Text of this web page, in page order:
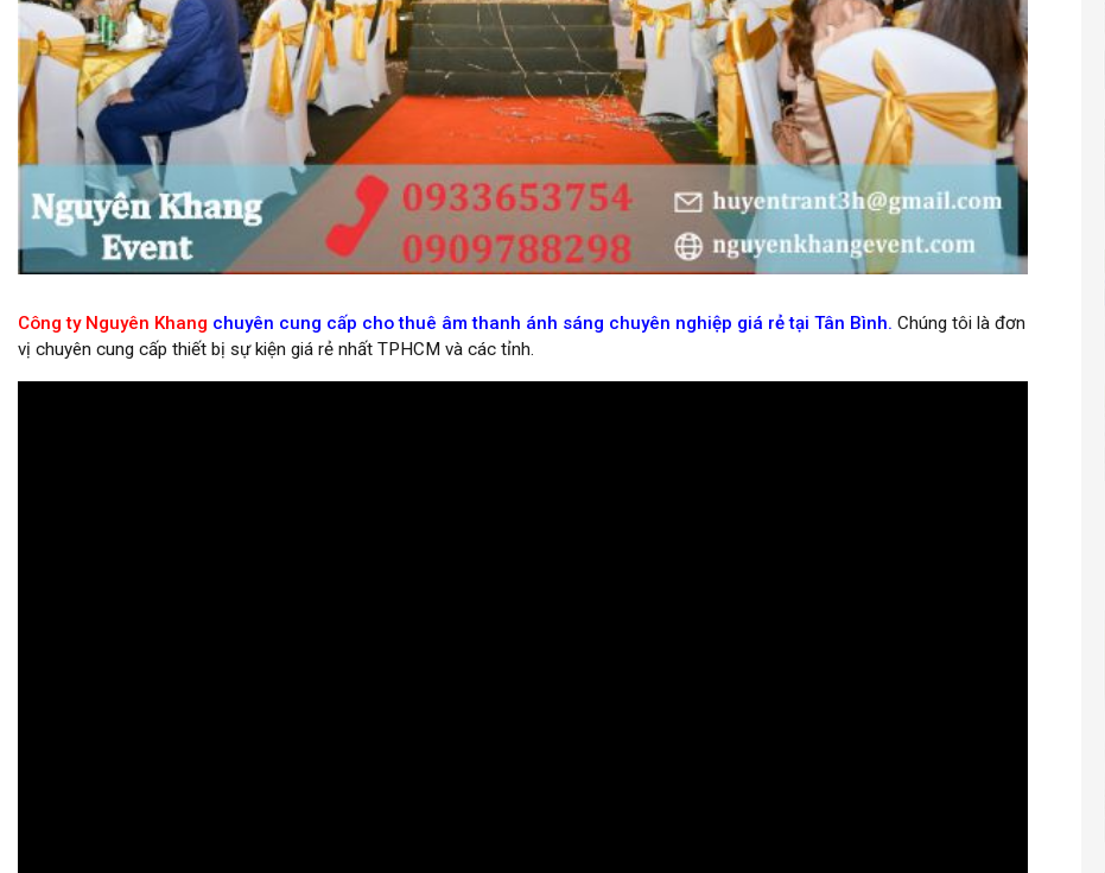
Công ty Nguyên Khang chuyên cung cấp cho thuê âm thanh ánh sáng chuyên nghiệp giá rẻ tại Tân Bình. Chúng tôi là đơn
vị chuyên cung cấp thiết bị sự kiện giá rẻ nhất TPHCM và các tỉnh.